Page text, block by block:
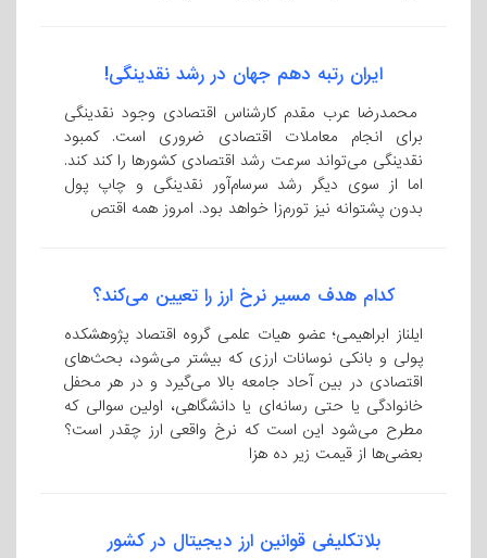
ایران رتبه دهم جهان در رشد نقدینگی!
محمدرضا عرب مقدم کارشناس اقتصادی وجود نقدینگی
برای انجام معاملات اقتصادی ضروری است. کمبود
نقدینگی می‌تواند سرعت رشد اقتصادی کشور‌ها را کند کند.
اما از سوی دیگر رشد سرسام‌آور نقدینگی و چاپ پول
بدون پشتوانه نیز تورم‌زا خواهد بود. امروز همه اقتص
کدام هدف مسیر نرخ ارز را تعیین می‌کند؟
ایلناز ابراهیمی؛ عضو هیات علمی گروه اقتصاد پژوهشکده
پولی و بانکی نوسانات ارزی که بیشتر می‌شود، بحث‌های
اقتصادی در بین آحاد جامعه بالا می‌گیرد و در هر محفل
خانوادگی یا حتی رسانه‌ای یا دانشگاهی، اولین سوالی که
مطرح می‌شود این است که نرخ واقعی ارز چقدر است؟
بعضی‌ها از قیمت زیر ده هزا
بلاتکلیفی قوانین ارز دیجیتال در کشور